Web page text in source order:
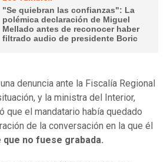
"Se quiebran las confianzas": La
polémica declaración de Miguel
Mellado antes de reconocer haber
filtrado audio de presidente Boric
denuncia ante la Fiscalía Regional
y la ministra del Interior,
que el mandatario había quedado
de la conversación en la que él
no fuese grabada.